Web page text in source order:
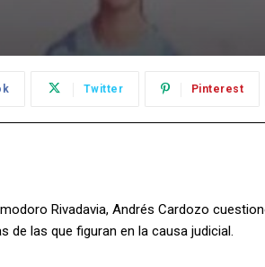
Twitter Pinterest
Rivadavia, Andrés Cardozo
de las que figuran en la causa judicial.